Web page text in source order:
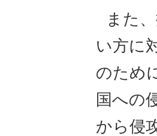
また
い方に
のため
国への
から侵